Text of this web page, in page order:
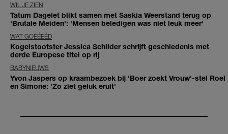
WIL JE ZIEN
Tatum Dagelet blikt samen met Saskia Weerstand terug op
'Brutale Meiden': 'Mensen beledigen was niet leuk meer'
WAT GOÉÉÉÉD
Kogelstootster Jessica Schilder schrijft geschiedenis met
derde Europese titel op rij
BABYNIEUWS
Yvon Jaspers op kraambezoek bij 'Boer zoekt Vrouw'-stel Roel
en Simone: 'Zo ziet geluk eruit'